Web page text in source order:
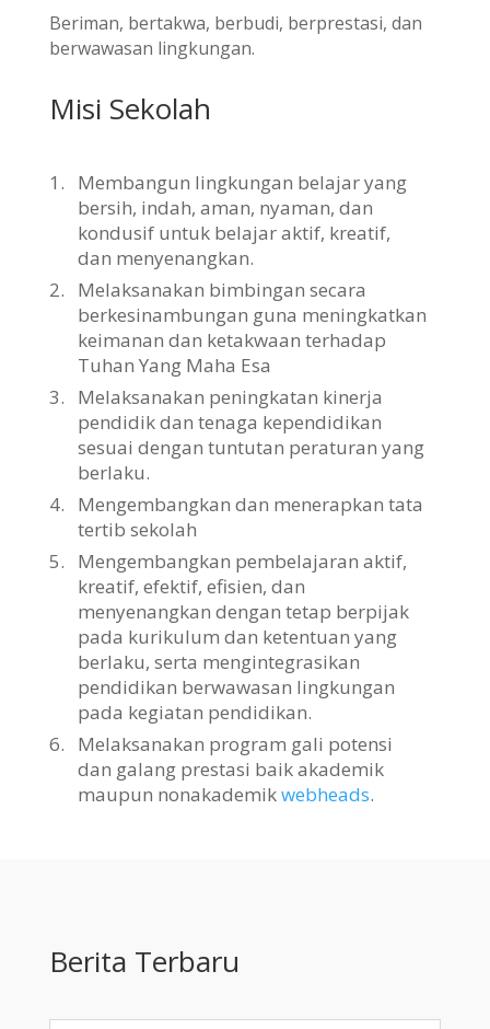
Beriman, bertakwa, berbudi, berprestasi, dan
berwawasan lingkungan.
Misi Sekolah
1.
Membangun lingkungan belajar yang
bersih, indah, aman, nyaman, dan
kondusif untuk belajar aktif, kreatif,
dan menyenangkan.
2.
Melaksanakan bimbingan secara
berkesinambungan guna meningkatkan
keimanan dan ketakwaan terhadap
Tuhan Yang Maha Esa
3.
Melaksanakan peningkatan kinerja
pendidik dan tenaga kependidikan
sesuai dengan tuntutan peraturan yang
berlaku.
4.
Mengembangkan dan menerapkan tata
tertib sekolah
5.
Mengembangkan pembelajaran aktif,
kreatif, efektif, efisien, dan
menyenangkan dengan tetap berpijak
pada kurikulum dan ketentuan yang
berlaku, serta mengintegrasikan
pendidikan berwawasan lingkungan
pada kegiatan pendidikan.
6.
Melaksanakan program gali potensi
dan galang prestasi baik akademik
maupun nonakademikwebheads.
Berita Terbaru